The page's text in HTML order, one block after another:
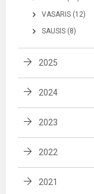
VASARIS (12)
SAUSIS (8)
2025
2024
2023
2022
2021